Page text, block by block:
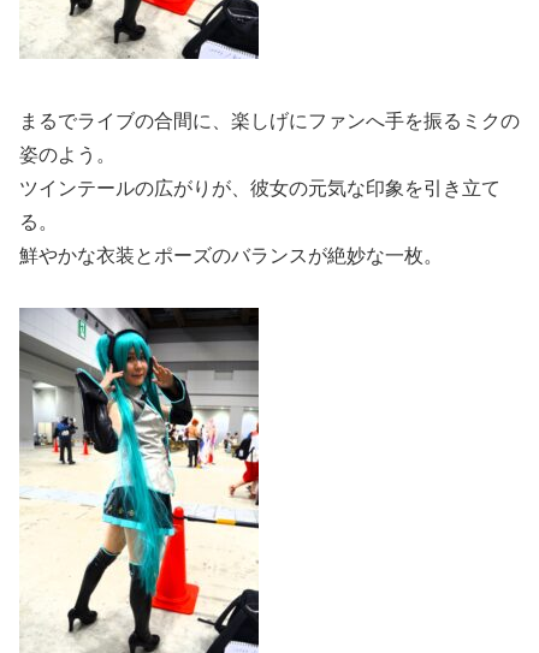
まるでライブの合間に、楽しげにファンへ手を振るミクの
姿のよう。
ツインテールの広がりが、彼女の元気な印象を引き立て
る。
鮮やかな衣装とポーズのバランスが絶妙な一枚。